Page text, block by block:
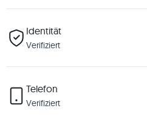
Identität
Verifiziert
Telefon
Verifiziert